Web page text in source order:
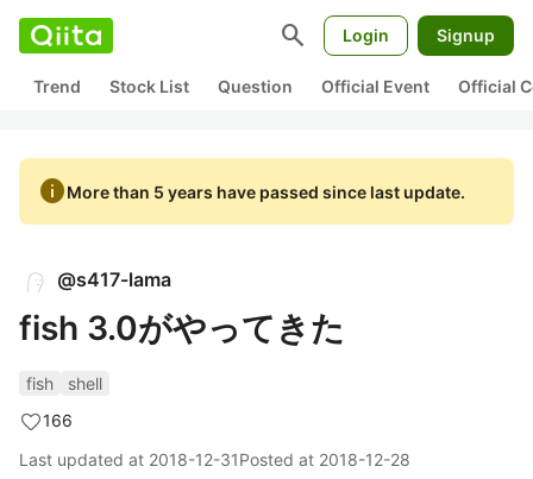
search Login Signup
Trend Stock List Question Official Event Official
infoMore than 5 years have passed since last update.
@s417-lama
fish 3.0がやってきた
fish
shell
166
Last updated at 2018-12-31Posted at 2018-12-28